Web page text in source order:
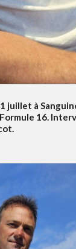
juillet à
16.